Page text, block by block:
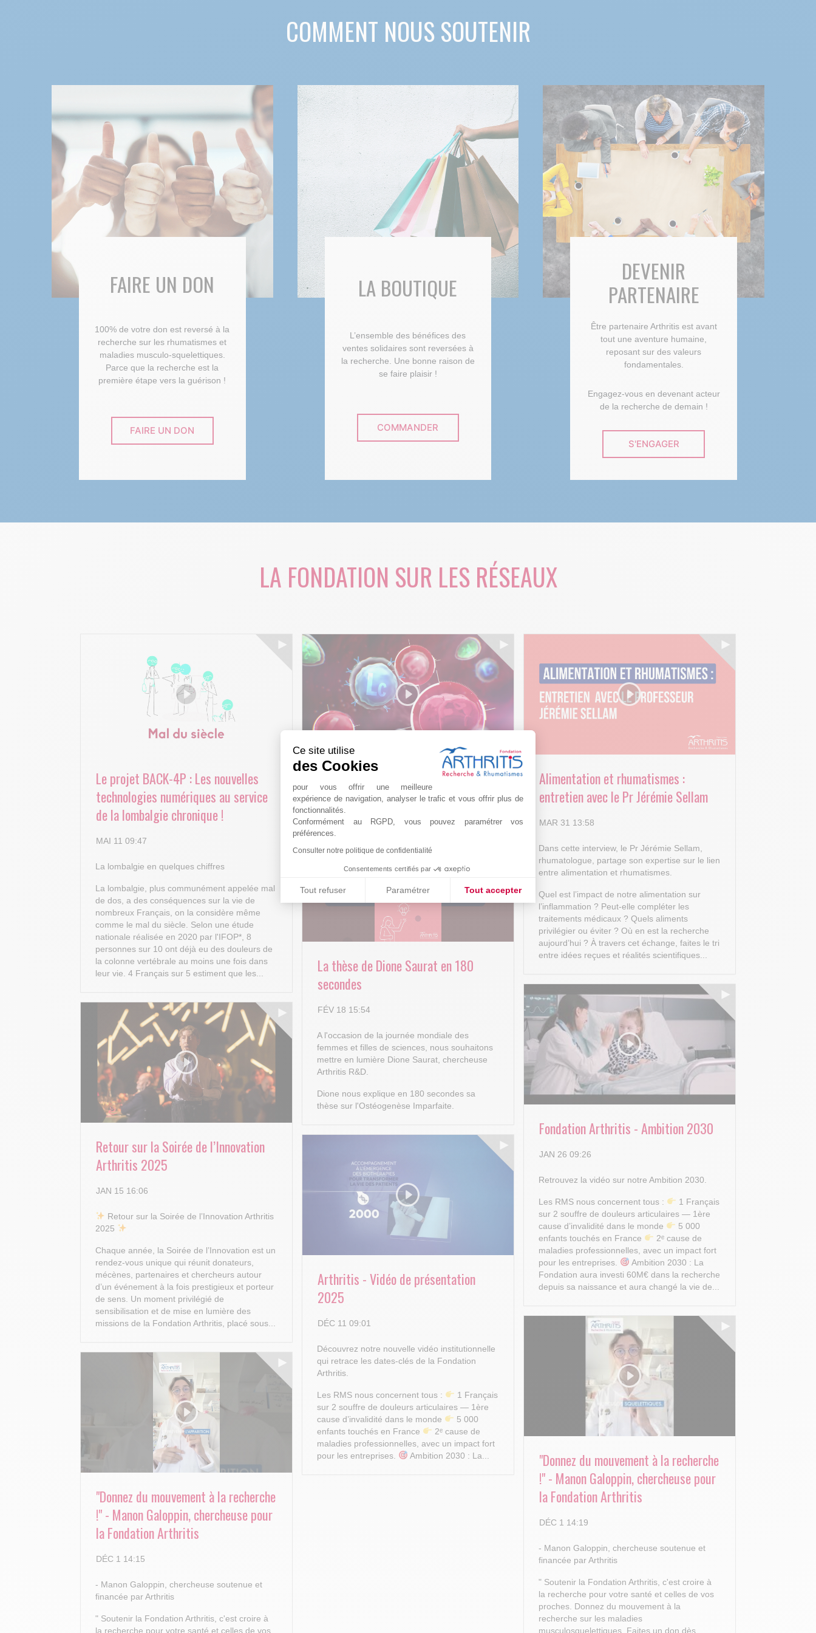
Ce site utilise
des Cookies
pour vous offrir une meilleure
expérience de navigation, analyser le trafic et vous offrir plus de
fonctionnalités.
Conformément au RGPD, vous pouvez paramétrer vos
préférences.
Consulter notre politique de confidentialité
Consentements certifiés par
Tout refuser Paramétrer Tout accepter
Plateforme de Gestion du Consentement : Personnalisez vos Options
Notre plateforme vous permet d'adapter et de gérer vos paramètres de confidentialité, en garantissant la conformité avec
COMMENT NOUS SOUTENIR
FAIRE UN DON
100% de votre don est reversé à la
recherche sur les rhumatismes et
maladies musculo-squelettiques.
Parce que la recherche est la
première étape vers la guérison !
FAIRE UN DON
LA BOUTIQUE
L’ensemble des bénéfices des
ventes solidaires sont reversées à
la recherche. Une bonne raison de
se faire plaisir !
COMMANDER
DEVENIR
PARTENAIRE
Être partenaire Arthritis est avant
tout une aventure humaine,
reposant sur des valeurs
fondamentales.
Engagez-vous en devenant acteur
de la recherche de demain !
S'ENGAGER
LA FONDATION SUR LES RÉSEAUX
Le projet BACK-4P : Les nouvelles
technologies numériques au service
de la lombalgie chronique !
MAI 11 09:47
La lombalgie en quelques chiffres
La lombalgie, plus communément appelée mal
de dos, a des conséquences sur la vie de
nombreux Français, on la considère même
comme le mal du siècle. Selon une étude
nationale réalisée en 2020 par l'IFOP*, 8
personnes sur 10 ont déjà eu des douleurs de
la colonne vertébrale au moins une fois dans
leur vie. 4 Français sur 5 estiment que les...
AVR 22 15:01
Alimentation et rhumatismes :
entretien avec le Pr Jérémie Sellam
MAR 31 13:58
Dans cette interview, le Pr Jérémie Sellam,
rhumatologue, partage son expertise sur le lien
entre alimentation et rhumatismes.
Quel est l’impact de notre alimentation sur
l’inflammation ? Peut-elle compléter les
traitements médicaux ? Quels aliments
privilégier ou éviter ? Où en est la recherche
aujourd’hui ? À travers cet échange, faites le tri
entre idées reçues et réalités scientifiques...
La thèse de Dione Saurat en 180
secondes
FÉV 18 15:54
A l'occasion de la journée mondiale des
femmes et filles de sciences, nous souhaitons
mettre en lumière Dione Saurat, chercheuse
Arthritis R&D.
Dione nous explique en 180 secondes sa
thèse sur l'Ostéogenèse Imparfaite.
Fondation Arthritis - Ambition 2030
JAN 26 09:26
Retrouvez la vidéo sur notre Ambition 2030.
Les RMS nous concernent tous :
1 Français
sur 2 souffre de douleurs articulaires — 1ère
cause d’invalidité dans le monde
5 000
enfants touchés en France
2ᵉ cause de
maladies professionnelles, avec un impact fort
pour les entreprises.
Ambition 2030 : La
Fondation aura investi 60M€ dans la recherche
depuis sa naissance et aura changé la vie de...
Retour sur la Soirée de l’Innovation
Arthritis 2025
JAN 15 16:06
​ Retour sur la Soirée de l’Innovation Arthritis
2025
Chaque année, la Soirée de l’Innovation est un
rendez-vous unique qui réunit donateurs,
mécènes, partenaires et chercheurs autour
d’un événement à la fois prestigieux et porteur
de sens. Un moment privilégié de
sensibilisation et de mise en lumière des
missions de la Fondation Arthritis, placé sous...
Arthritis - Vidéo de présentation
2025
DÉC 11 09:01
Découvrez notre nouvelle vidéo institutionnelle
qui retrace les dates-clés de la Fondation
Arthritis.
Les RMS nous concernent tous :
1 Français
sur 2 souffre de douleurs articulaires — 1ère
cause d’invalidité dans le monde
5 000
enfants touchés en France
2ᵉ cause de
maladies professionnelles, avec un impact fort
pour les entreprises.
Ambition 2030 : La...
"Donnez du mouvement à la recherche
!" - Manon Galoppin, chercheuse pour
la Fondation Arthritis
DÉC 1 14:19
- Manon Galoppin, chercheuse soutenue et
financée par Arthritis
" Soutenir la Fondation Arthritis, c'est croire à
la recherche pour votre santé et celles de vos
proches. Donnez du mouvement à la
recherche sur les maladies
musculosquelettiques. Faites un don dès
"Donnez du mouvement à la recherche
!" - Manon Galoppin, chercheuse pour
la Fondation Arthritis
DÉC 1 14:15
- Manon Galoppin, chercheuse soutenue et
financée par Arthritis
" Soutenir la Fondation Arthritis, c'est croire à
la recherche pour votre santé et celles de vos